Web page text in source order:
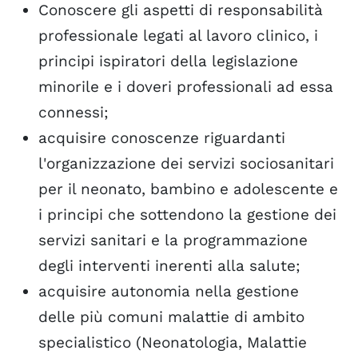
Conoscere gli aspetti di responsabilità
professionale legati al lavoro clinico, i
principi ispiratori della legislazione
minorile e i doveri professionali ad essa
connessi;
acquisire conoscenze riguardanti
l'organizzazione dei servizi sociosanitari
per il neonato, bambino e adolescente e
i principi che sottendono la gestione dei
servizi sanitari e la programmazione
degli interventi inerenti alla salute;
acquisire autonomia nella gestione
delle più comuni malattie di ambito
specialistico (Neonatologia, Malattie